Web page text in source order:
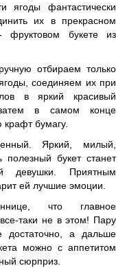
фантастически
их в прекрасном
фруктовом букете из
отбираем только
соединяем их при
в яркий красивый
в самом конце
бумагу.
Яркий, милый,
букет станет
девушки. Приятным
ей лучшие эмоции.
что главное
таки не в этом! Пару
достаточно, а дальше
можно с аппетитом
сюрприз.